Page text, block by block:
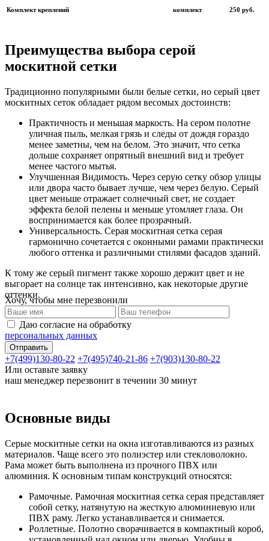
Комплект креплений комплект 250 руб.
Преимущества выбора серой
москитной сетки
Традиционно популярными были белые сетки, но серый цвет
москитных сеток обладает рядом весомых достоинств:
Практичность и меньшая маркость. На сером полотне
уличная пыль, мелкая грязь и следы от дождя гораздо
менее заметны, чем на белом. Это значит, что сетка
дольше сохраняет опрятный внешний вид и требует
менее частого мытья.
Улучшенная Видимость. Через серую сетку обзор улицы
или двора часто бывает лучше, чем через белую. Серый
цвет меньше отражает солнечный свет, не создает
эффекта белой пелены и меньше утомляет глаза. Он
воспринимается как более прозрачный.
Универсальность. Серая москитная сетка серая
гармонично сочетается с оконными рамами практически
любого оттенка и различными стилями фасадов зданий.
К тому же серый пигмент также хорошо держит цвет и не
выгорает на солнце так интенсивно, как некоторые другие
оттенки.
Хочу, чтобы мне перезвонили
Даю согласие на обработку
персональных данных
+7(499)130-80-22 +7(495)740-21-86 +7(903)130-80-22
Или оставьте заявку
наш менеджер перезвонит в течении 30 минут
Основные виды
Серые москитные сетки на окна изготавливаются из разных
материалов. Чаще всего это полиэстер или стекловолокно.
Рама может быть выполнена из прочного ПВХ или
алюминия. К основным типам конструкций относятся:
Рамочные. Рамочная москитная сетка серая представляет
собой сетку, натянутую на жесткую алюминиевую или
ПВХ раму. Легко устанавливается и снимается.
Роллетные. Полотно сворачивается в компактный короб,